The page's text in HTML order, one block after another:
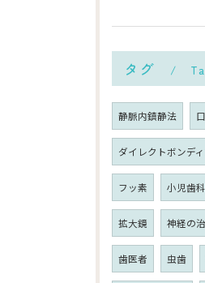
タグ
静脈内鎮静法
ダイレクトボンデ
フッ素 小児歯科
拡大鏡 神経の
歯医者 虫歯